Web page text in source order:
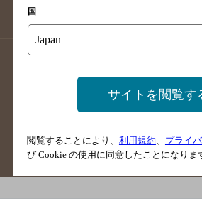
掲載店舗様ログイ
サイトマップ ご意見・ご感
国
サイトを閲覧す
閲覧することにより、 利用規約 プライ
び Cookie の使用に同意したことになりま